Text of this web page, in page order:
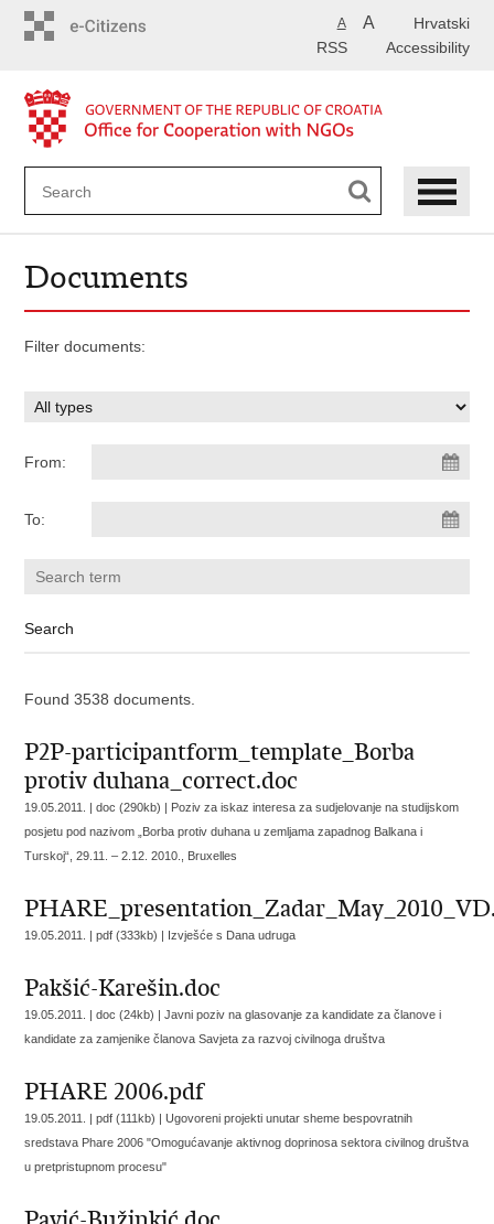
Hrvatski
A A
Accessibility
RSS
Documents
Filter documents:
From:
To:
Found 3538 documents.
P2P-participantform_template_Borba
protiv duhana_correct.doc
19.05.2011. | doc (290kb) | Poziv za iskaz interesa za sudjelovanje na studijskom
posjetu pod nazivom „Borba protiv duhana u zemljama zapadnog Balkana i
Turskoj“, 29.11. – 2.12. 2010., Bruxelles
19.05.2011. | pdf (333kb) | Izvješće s Dana udruga
Pakšić-Karešin.doc
19.05.2011. | doc (24kb) |Javni poziv na glasovanje za kandidate za članove i
kandidate za zamjenike članova Savjeta za razvoj civilnoga društva
PHARE 2006.pdf
19.05.2011. | pdf (111kb) |Ugovoreni projekti unutar sheme bespovratnih
sredstava Phare 2006 "Omogućavanje aktivnog doprinosa sektora civilnog društva
u pretpristupnom procesu"